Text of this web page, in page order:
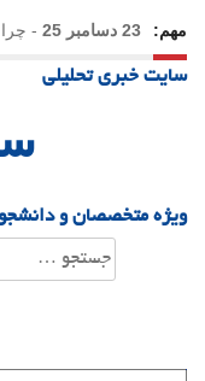
مهم: 23 دسامبر 25 -
21 دسامبر 25
سایت خبری تحلیلی
ویژه متخصصان و
جستجو
برای: